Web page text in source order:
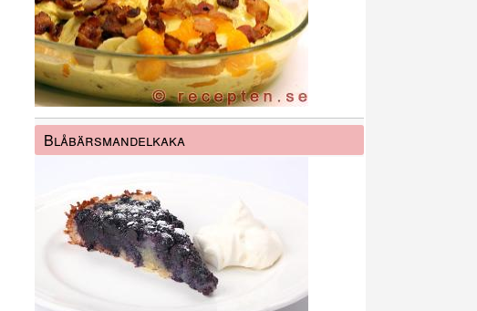
Blåbärsmandelkaka